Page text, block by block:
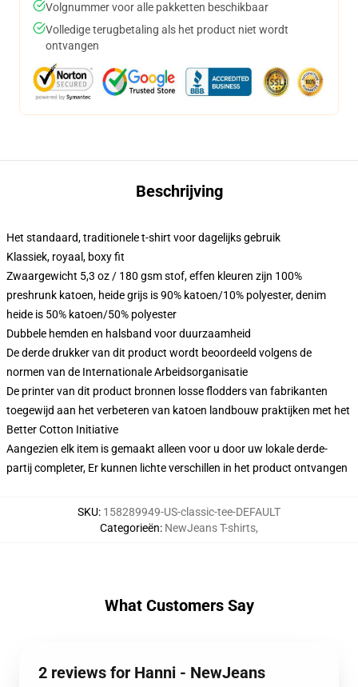
Volgnummer voor alle pakketten beschikbaar
Volledige terugbetaling als het product niet wordt
ontvangen
Beschrijving
Het standaard, traditionele t-shirt voor dagelijks gebruik
Klassiek, royaal, boxy fit
Zwaargewicht 5,3 oz / 180 gsm stof, effen kleuren zijn 100%
preshrunk katoen, heide grijs is 90% katoen/10% polyester, denim
heide is 50% katoen/50% polyester
Dubbele hemden en halsband voor duurzaamheid
De derde drukker van dit product wordt beoordeeld volgens de
normen van de Internationale Arbeidsorganisatie
De printer van dit product bronnen losse flodders van fabrikanten
toegewijd aan het verbeteren van katoen landbouw praktijken met het
Better Cotton Initiative
Aangezien elk item is gemaakt alleen voor u door uw lokale derde-
partij completer, Er kunnen lichte verschillen in het product ontvangen
SKU: 158289949-US-classic-tee-DEFAULT
Categorieën: NewJeans T-shirts,
What Customers Say
2 reviews for Hanni - NewJeans